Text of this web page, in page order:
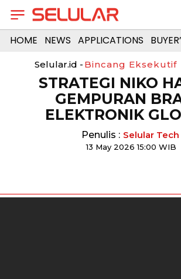
HOME NEWS APPLICATIONS
Selular.id - Bincang Eksekutif
STRATEGI NIKO
GEMPURAN
ELEKTRONIK
Penulis : Selular Tech
13 May 2026 15:00 WIB